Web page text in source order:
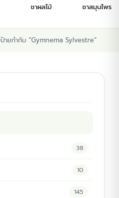
ชาผลไม้ ชาสมุนไพร
ายกำกับ “Gymnema Sylvestre”
38
10
145